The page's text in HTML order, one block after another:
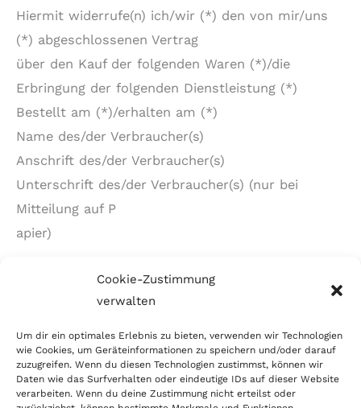
Cookie-Zustimmung
verwalten
Um dir ein optimales Erlebnis zu bieten, verwenden wir Technologien
wie Cookies, um Geräteinformationen zu speichern und/oder darauf
zuzugreifen. Wenn du diesen Technologien zustimmst, können wir
Daten wie das Surfverhalten oder eindeutige IDs auf dieser Website
verarbeiten. Wenn du deine Zustimmung nicht erteilst oder
Hiermit widerrufe(n) ich/wir (*) den von mir/uns
(*) abgeschlossenen Vertrag
über den Kauf der folgenden Waren (*)/die
Erbringung der folgenden Dienstleistung (*)
Bestellt am (*)/erhalten am (*)
Name des/der Verbraucher(s)
Anschrift des/der Verbraucher(s)
Unterschrift des/der Verbraucher(s) (nur bei
Mitteilung auf P
apier)
[/vc_column_text][/vc_column][/vc_row]